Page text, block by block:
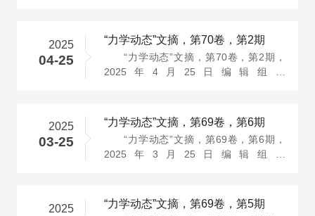
2025
04-25
“力学动态”文摘，第70卷，第2期
“力学动态”文摘，第70卷，第2期，
2025年4月25日编辑组：
2025
03-25
“力学动态”文摘，第69卷，第6期
“力学动态”文摘，第69卷，第6期，
2025年3月25日编辑组：
2025 “力学动态”文摘，第69卷，第5期